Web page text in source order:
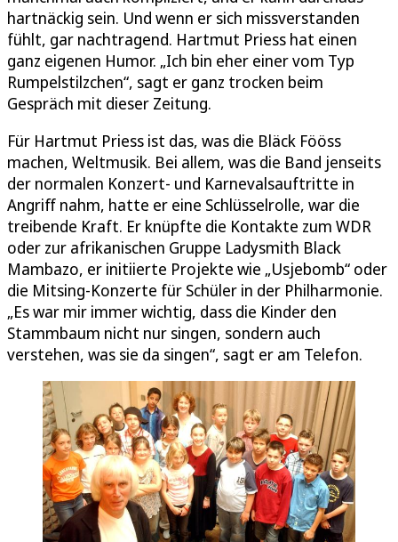
hartnäckig sein. Und wenn er sich missverstanden
fühlt, gar nachtragend. Hartmut Priess hat einen
ganz eigenen Humor. „Ich bin eher einer vom Typ
Rumpelstilzchen“, sagt er ganz trocken beim
Gespräch mit dieser Zeitung.
Für Hartmut Priess ist das, was die Bläck Fööss
machen, Weltmusik. Bei allem, was die Band jenseits
der normalen Konzert- und Karnevalsauftritte in
Angriff nahm, hatte er eine Schlüsselrolle, war die
treibende Kraft. Er knüpfte die Kontakte zum WDR
oder zur afrikanischen Gruppe Ladysmith Black
Mambazo, er initiierte Projekte wie „Usjebomb“ oder
die Mitsing-Konzerte für Schüler in der Philharmonie.
„Es war mir immer wichtig, dass die Kinder den
Stammbaum nicht nur singen, sondern auch
verstehen, was sie da singen“, sagt er am Telefon.